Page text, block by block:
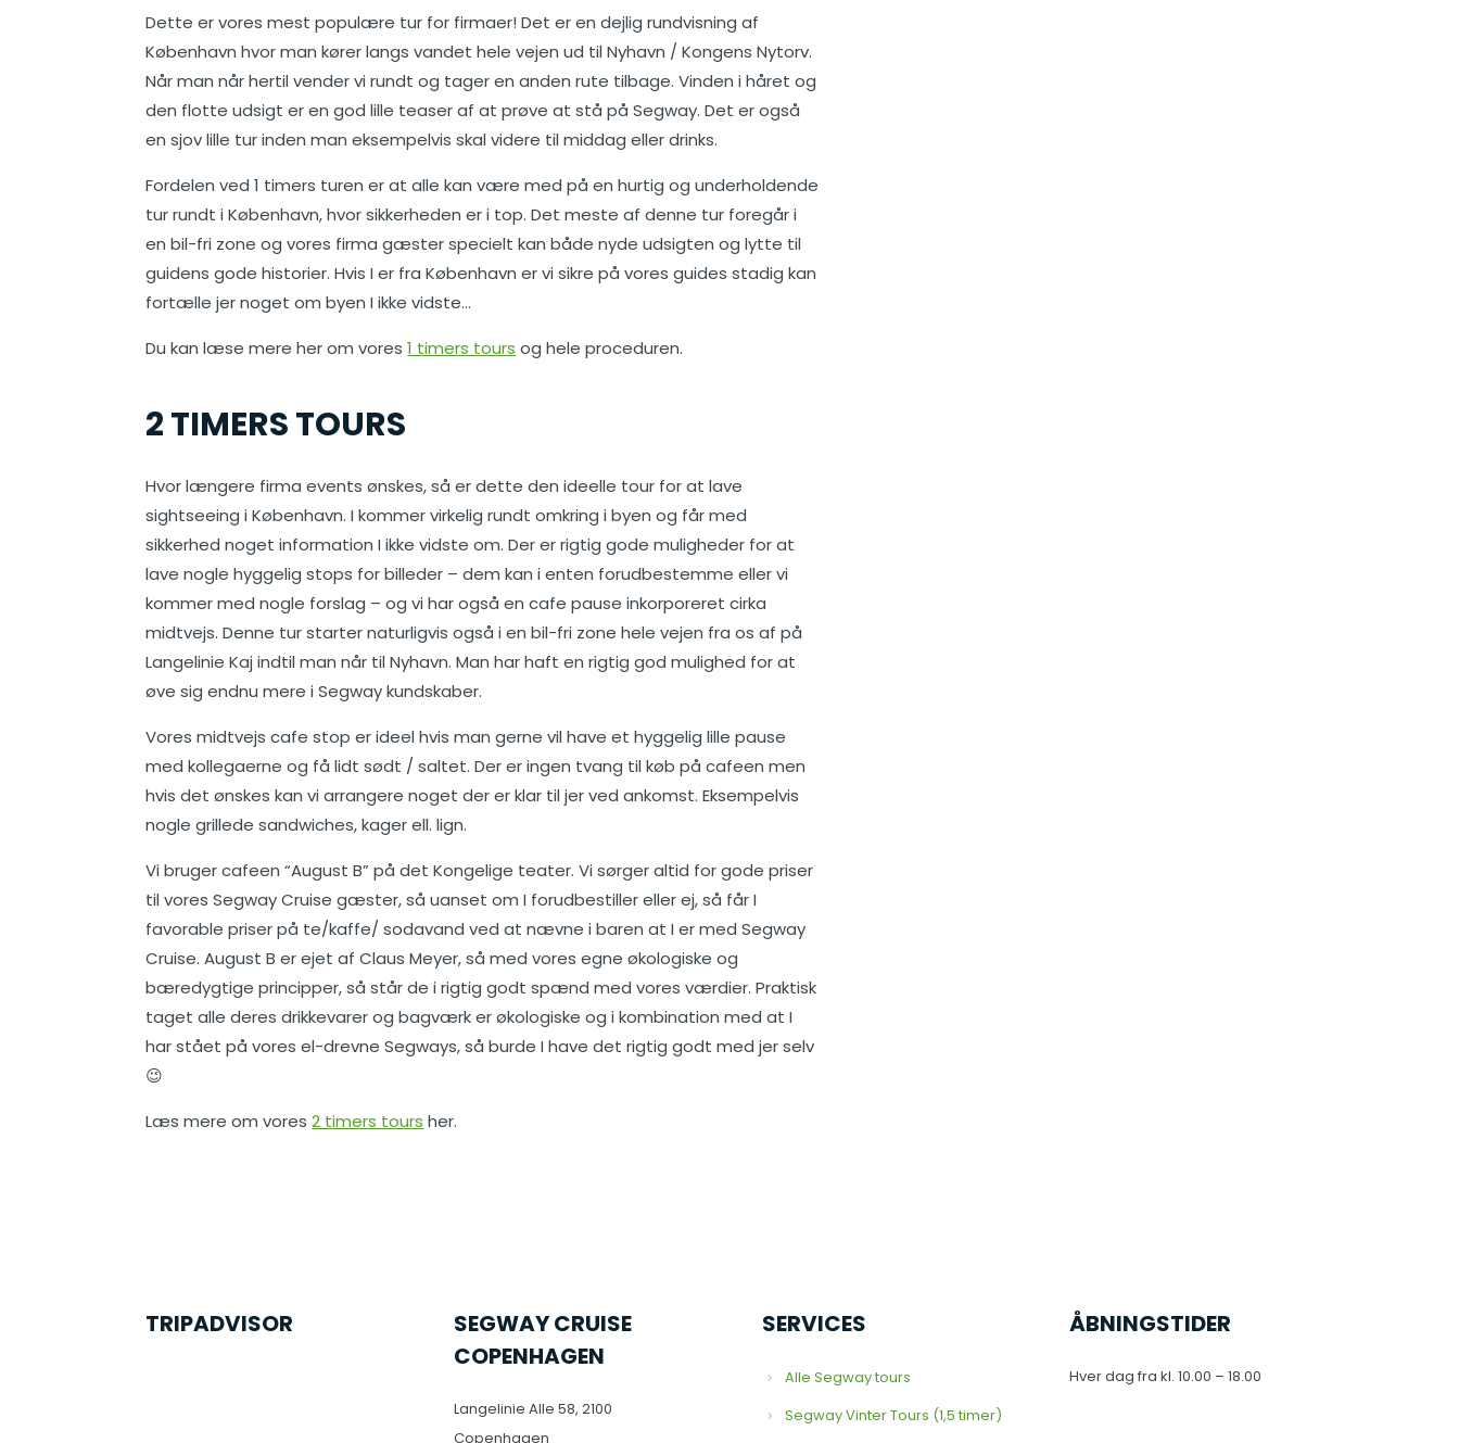
Dette er vores mest populære tur for firmaer! Det er en dejlig rundvisning af
København hvor man kører langs vandet hele vejen ud til Nyhavn / Kongens Nytorv.
Når man når hertil vender vi rundt og tager en anden rute tilbage. Vinden i håret og
den flotte udsigt er en god lille teaser af at prøve at stå på Segway. Det er også
en sjov lille tur inden man eksempelvis skal videre til middag eller drinks.
Fordelen ved 1 timers turen er at alle kan være med på en hurtig og underholdende
tur rundt i København, hvor sikkerheden er i top. Det meste af denne tur foregår i
en bil-fri zone og vores firma gæster specielt kan både nyde udsigten og lytte til
guidens gode historier. Hvis I er fra København er vi sikre på vores guides stadig kan
fortælle jer noget om byen I ikke vidste…
Du kan læse mere her om vores1 timers tours og hele proceduren.
2 TIMERS TOURS
Hvor længere firma events ønskes, så er dette den ideelle tour for at lave
sightseeing i København. I kommer virkelig rundt omkring i byen og får med
sikkerhed noget information I ikke vidste om. Der er rigtig gode muligheder for at
lave nogle hyggelig stops for billeder – dem kan i enten forudbestemme eller vi
kommer med nogle forslag – og vi har også en cafe pause inkorporeret cirka
midtvejs. Denne tur starter naturligvis også i en bil-fri zone hele vejen fra os af på
Langelinie Kaj indtil man når til Nyhavn. Man har haft en rigtig god mulighed for at
øve sig endnu mere i Segway kundskaber.
Vores midtvejs cafe stop er ideel hvis man gerne vil have et hyggelig lille pause
med kollegaerne og få lidt sødt / saltet. Der er ingen tvang til køb på cafeen men
hvis det ønskes kan vi arrangere noget der er klar til jer ved ankomst. Eksempelvis
nogle grillede sandwiches, kager ell. lign.
Vi bruger cafeen “August B” på det Kongelige teater. Vi sørger altid for gode priser
til vores Segway Cruise gæster, så uanset om I forudbestiller eller ej, så får I
favorable priser på te/kaffe/ sodavand ved at nævne i baren at I er med Segway
Cruise. August B er ejet af Claus Meyer, så med vores egne økologiske og
bæredygtige principper, så står de i rigtig godt spænd med vores værdier. Praktisk
taget alle deres drikkevarer og bagværk er økologiske og i kombination med at I
har stået på vores el-drevne Segways, så burde I have det rigtig godt med jer selv
😉
Læs mere om vores2 timers tours her.
TRIPADVISOR
SEGWAY CRUISE
COPENHAGEN
Langelinie Alle 58, 2100
Copenhagen
SERVICES
Alle Segway tours
Segway Vinter Tours (1,5 timer)
ÅBNINGSTIDER
Hver dag fra kl. 10.00 – 18.00